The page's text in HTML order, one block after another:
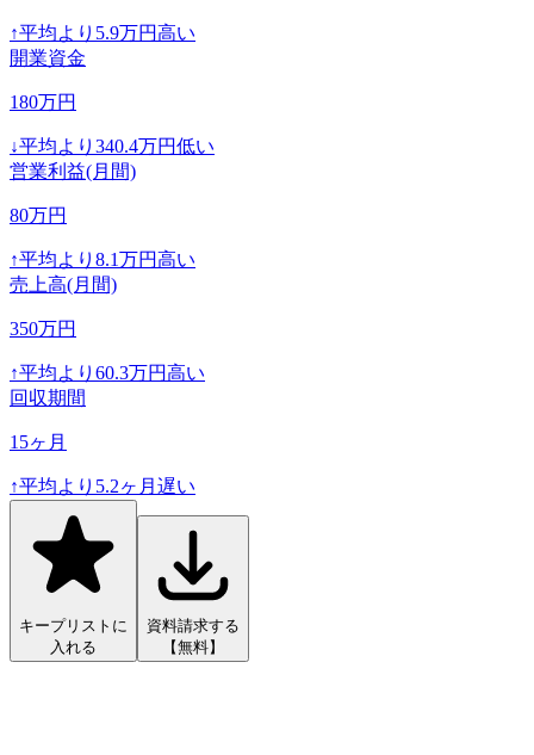
↑平均より 5.9万円高い
開業資金
180万円
↓平均より 340.4万円低い
営業利益(月間)
80万円
↑平均より 8.1万円高い
売上高(月間)
350万円
↑平均より 60.3万円高い
回収期間
15ヶ月
↑平均より 5.2ヶ月遅い
キープリストに
入れる
資料請求する
【無料】